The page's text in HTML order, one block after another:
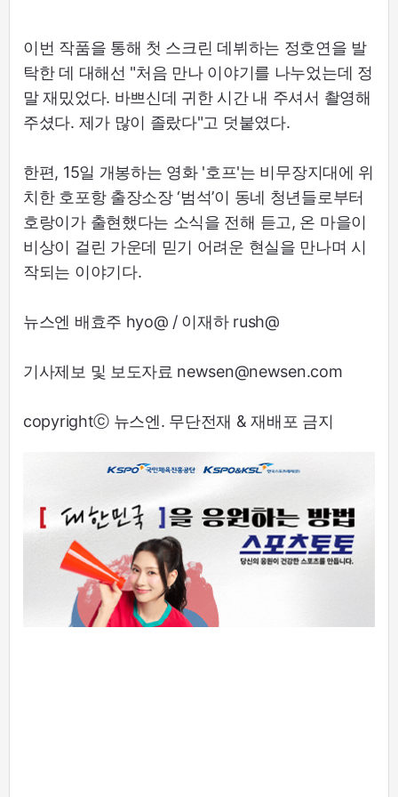
이번 작품을 통해 첫 스크린 데뷔하는 정호연을 발
탁한 데 대해선 "처음 만나 이야기를 나누었는데 정
말 재밌었다. 바쁘신데 귀한 시간 내 주셔서 촬영해
주셨다. 제가 많이 졸랐다"고 덧붙였다.
한편, 15일 개봉하는 영화 '호프'는 비무장지대에 위
치한 호포항 출장소장 ‘범석’이 동네 청년들로부터
호랑이가 출현했다는 소식을 전해 듣고, 온 마을이
비상이 걸린 가운데 믿기 어려운 현실을 만나며 시
작되는 이야기다.
뉴스엔 배효주 hyo@ / 이재하 rush@
기사제보 및 보도자료 newsen@newsen.com
copyrightⓒ 뉴스엔. 무단전재 & 재배포 금지